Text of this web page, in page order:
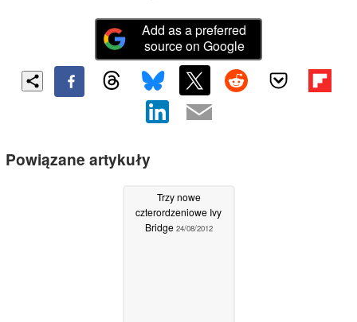
Add as a preferred
source on Google
Powiązane artykuły
Trzy nowe
czterordzeniowe Ivy
Bridge 24/08/2012